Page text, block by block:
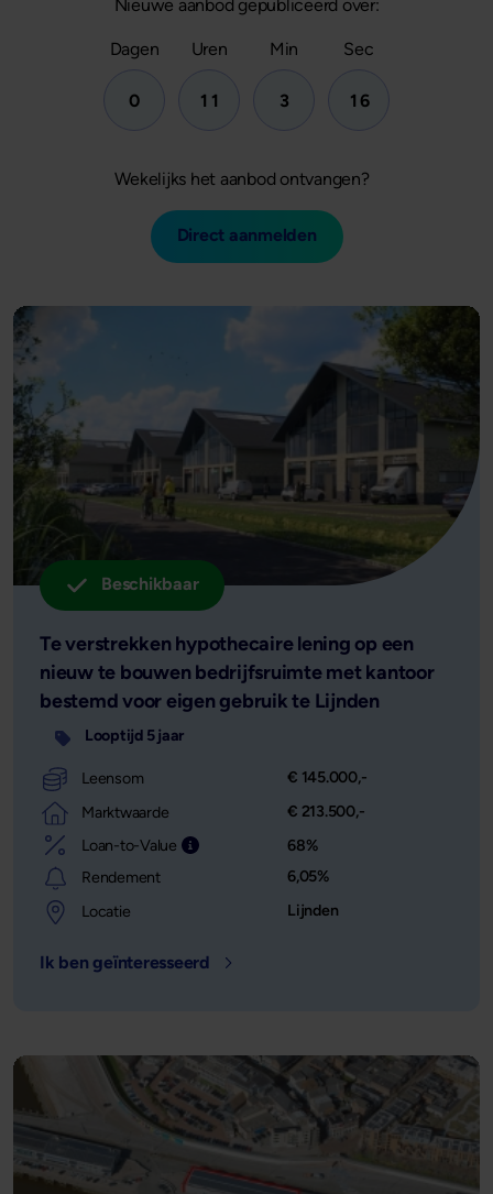
Nieuwe aanbod gepubliceerd over:
Dagen
0
Uren
1 1
Min
3
Sec
1
4
Wekelijks het aanbod ontvangen?
Direct aanmelden
Beschikbaar
Te verstrekken hypothecaire lening op een
nieuw te bouwen bedrijfsruimte met kantoor
bestemd voor eigen gebruik te Lijnden
Looptijd 5 jaar
Leensom
€ 145.000,-
Marktwaarde
€ 213.500,-
Loan-to-Value
Leensom afgezet tegen de waarde van
68%
Rendement
6,05%
Locatie
Lijnden
Ik ben geïnteresseerd - Locatie: Lijnden - Leensom: €